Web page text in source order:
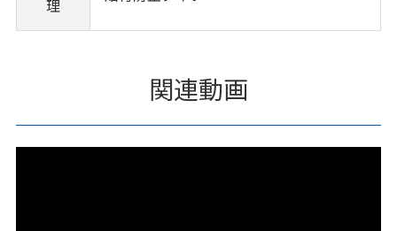
理
関連動画